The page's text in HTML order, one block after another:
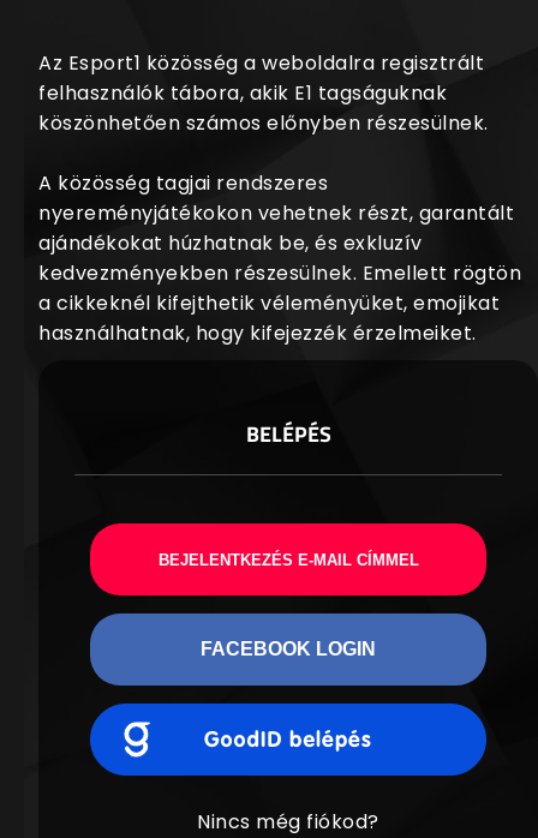
Az Esport1 közösség a weboldalra regisztrált
felhasználók tábora, akik E1 tagságuknak
köszönhetően számos előnyben részesülnek.
A közösség tagjai rendszeres
nyereményjátékokon vehetnek részt, garantált
ajándékokat húzhatnak be, és exkluzív
kedvezményekben részesülnek. Emellett rögtön
a cikkeknél kifejthetik véleményüket, emojikat
használhatnak, hogy kifejezzék érzelmeiket.
BELÉPÉS
BEJELENTKEZÉS E-MAIL CÍMMEL
FACEBOOK LOGIN
Nincs még fiókod?